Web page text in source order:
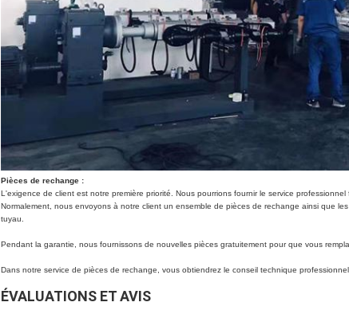
Pièces de rechange :
L'exigence de client est notre première priorité. Nous pourrions fournir le service
Normalement, nous envoyons à notre client un ensemble de pièces de rechange ainsi que
tuyau.
Pendant la garantie, nous fournissons de nouvelles pièces gratuitement pour que vous
Dans notre service de pièces de rechange, vous obtiendrez le conseil technique
ÉVALUATIONS ET AVIS